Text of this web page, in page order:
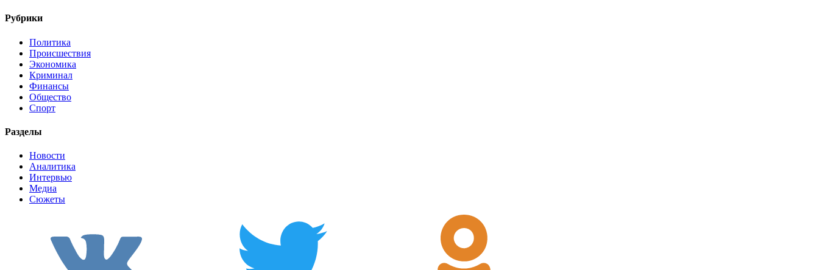
Рубрики
Политика
Происшествия
Экономика
Криминал
Финансы
Общество
Спорт
Разделы
Новости
Аналитика
Интервью
Медиа
Сюжеты